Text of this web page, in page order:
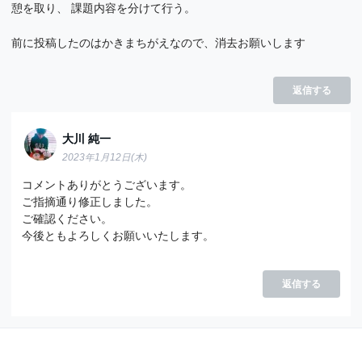
憩を取り、 課題内容を分けて行う。
前に投稿したのはかきまちがえなので、消去お願いします
返信する
大川 純一
2023年1月12日(木)
コメントありがとうございます。
ご指摘通り修正しました。
ご確認ください。
今後ともよろしくお願いいたします。
返信する